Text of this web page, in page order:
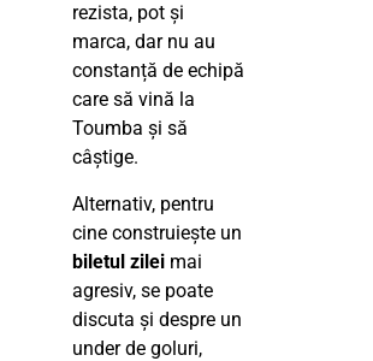
rezista, pot și
marca, dar nu au
constanță de echipă
care să vină la
Toumba și să
câștige.
Alternativ, pentru
cine construiește un
biletul zilei mai
agresiv, se poate
discuta și despre un
under de goluri,